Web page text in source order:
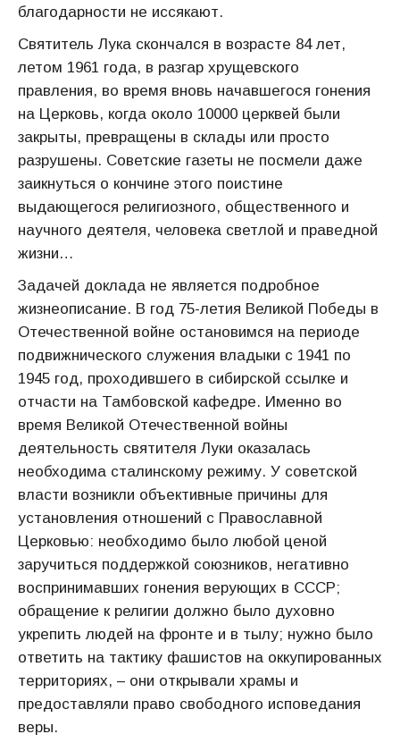
благодарности не иссякают.
Святитель Лука скончался в возрасте 84 лет,
летом 1961 года, в разгар хрущевского
правления, во время вновь начавшегося гонения
на Церковь, когда около 10000 церквей были
закрыты, превращены в склады или просто
разрушены. Советские газеты не посмели даже
заикнуться о кончине этого поистине
выдающегося религиозного, общественного и
научного деятеля, человека светлой и праведной
жизни…
Задачей доклада не является подробное
жизнеописание. В год 75-летия Великой Победы в
Отечественной войне остановимся на периоде
подвижнического служения владыки с 1941 по
1945 год, проходившего в сибирской ссылке и
отчасти на Тамбовской кафедре. Именно во
время Великой Отечественной войны
деятельность святителя Луки оказалась
необходима сталинскому режиму. У советской
власти возникли объективные причины для
установления отношений с Православной
Церковью: необходимо было любой ценой
заручиться поддержкой союзников, негативно
воспринимавших гонения верующих в СССР;
обращение к религии должно было духовно
укрепить людей на фронте и в тылу; нужно было
ответить на тактику фашистов на оккупированных
территориях, – они открывали храмы и
предоставляли право свободного исповедания
веры.